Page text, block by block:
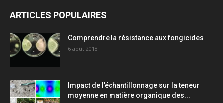
ARTICLES POPULAIRES
Comprendre la résistance aux fongicides
6 août 2018
Impact de l’échantillonnage sur la teneur
moyenne en matière organique des...